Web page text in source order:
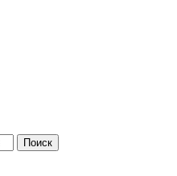
Поиск